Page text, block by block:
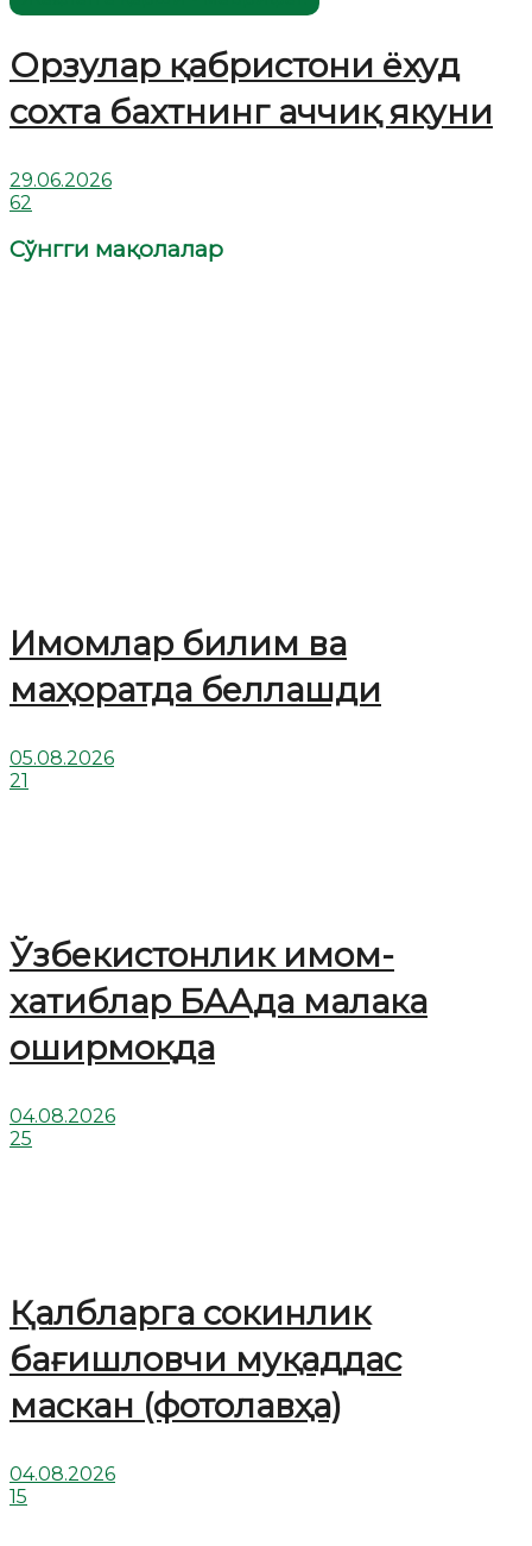
Орзулар қабристони ёхуд
сохта бахтнинг аччиқ якуни
29.06.2026
62
Сўнгги мақолалар
Имомлар билим ва
маҳоратда беллашди
05.08.2026
21
Ўзбекистонлик имом-
хатиблар БААда малака
оширмоқда
04.08.2026
25
Қалбларга сокинлик
бағишловчи муқаддас
маскан (фотолавҳа)
04.08.2026
15